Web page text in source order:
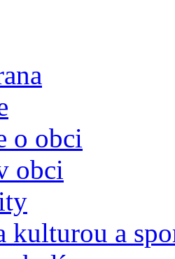
o obci
obci
kulturou a